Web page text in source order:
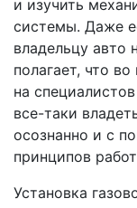
и изучить
системы. Даже
владельцу авто
полагает, что
на
все-таки
осознанно и с
принципов
Установка